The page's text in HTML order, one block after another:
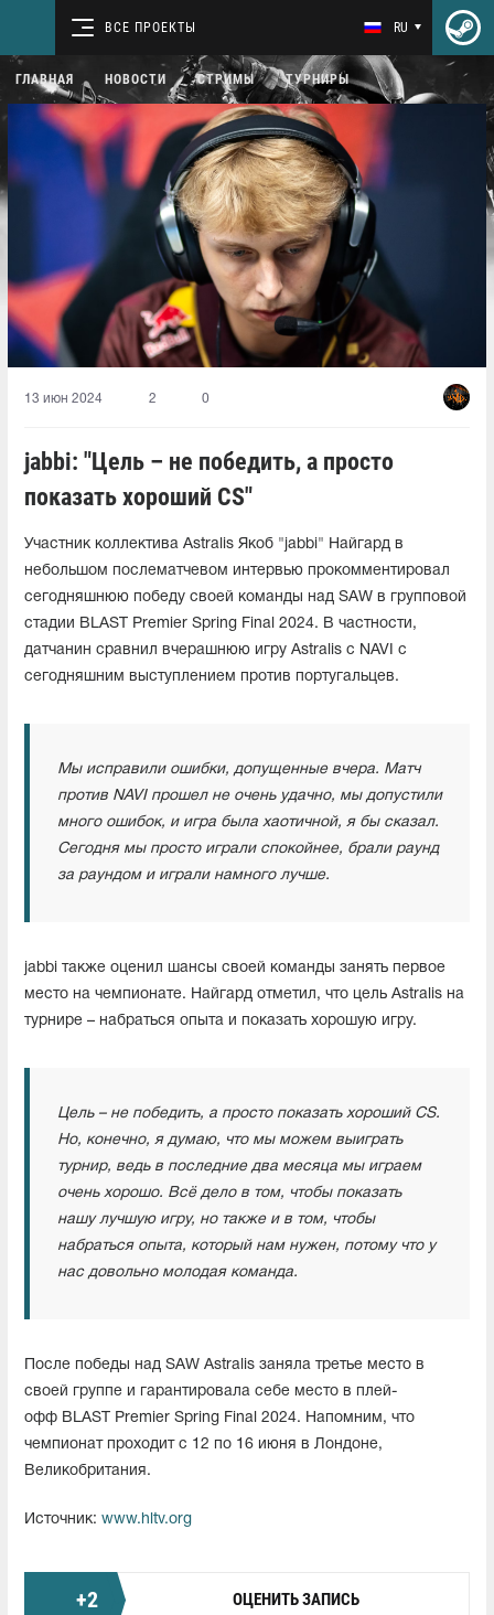
ВСЕ ПРОЕКТЫ RU
ГЛАВНАЯ НОВОСТИ СТРИМЫ ТУРНИРЫ
13 июн 2024 2 0
jabbi: "Цель – не победить, а просто
показать хороший CS"
Участник коллектива Astralis Якоб "⁠jabbi⁠" Найгард в
небольшом послематчевом интервью прокомментировал
сегодняшнюю победу своей команды над SAW в групповой
стадии BLAST Premier Spring Final 2024. В частности,
датчанин сравнил вчерашнюю игру Astralis с NAVI с
сегодняшним выступлением против португальцев.
Мы исправили ошибки, допущенные вчера. Матч
против NAVI прошел не очень удачно, мы допустили
много ошибок, и игра была хаотичной, я бы сказал.
Сегодня мы просто играли спокойнее, брали раунд
за раундом и играли намного лучше.
jabbi⁠ также оценил шансы своей команды занять первое
место на чемпионате. Найгард отметил, что цель Astralis на
турнире – набраться опыта и показать хорошую игру.
Цель – не победить, а просто показать хороший CS.
Но, конечно, я думаю, что мы можем выиграть
турнир, ведь в последние два месяца мы играем
очень хорошо. Всё дело в том, чтобы показать
нашу лучшую игру, но также и в том, чтобы
набраться опыта, который нам нужен, потому что у
нас довольно молодая команда.
После победы над SAW Astralis заняла третье место в
своей группе и гарантировала себе место в плей-
офф BLAST Premier Spring Final 2024. Напомним, что
чемпионат проходит с 12 по 16 июня в Лондоне,
Великобритания.
Источник: www.hltv.org
+2 ОЦЕНИТЬ ЗАПИСЬ